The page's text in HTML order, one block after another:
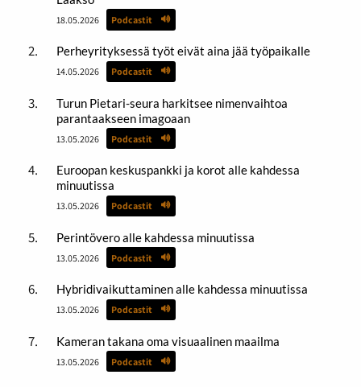
18.05.2026 Podcastit
Perheyrityksessä työt eivät aina jää työpaikalle
14.05.2026 Podcastit
Turun Pietari-seura harkitsee nimenvaihtoa
parantaakseen imagoaan
13.05.2026 Podcastit
Euroopan keskuspankki ja korot alle kahdessa
minuutissa
13.05.2026 Podcastit
Perintövero alle kahdessa minuutissa
13.05.2026 Podcastit
Hybridivaikuttaminen alle kahdessa minuutissa
13.05.2026 Podcastit
Kameran takana oma visuaalinen maailma
13.05.2026 Podcastit